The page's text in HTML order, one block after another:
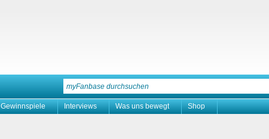
Gewinnspiele Interviews Was uns bewegt Shop